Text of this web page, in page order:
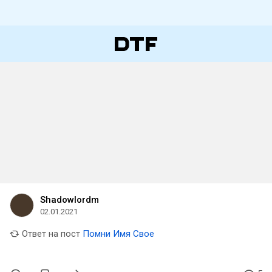
Shadowlordm
02.01.2021
Ответ на пост Помни Имя Свое